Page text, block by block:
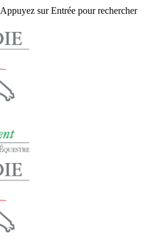
Appuyez sur Entrée pour rechercher